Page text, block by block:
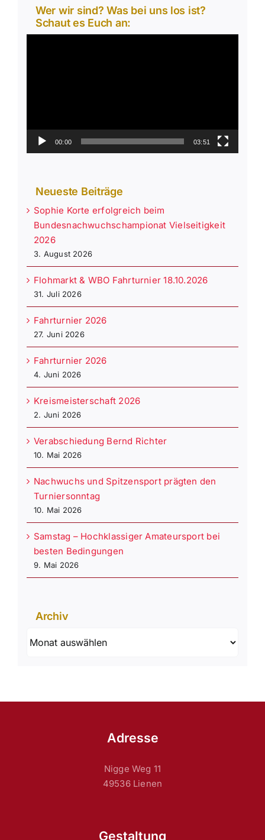
Wer wir sind? Was bei uns los ist?
Schaut es Euch an:
00:00 03:51
Neueste Beiträge
Sophie Korte erfolgreich beim
Bundesnachwuchschampionat Vielseitigkeit
2026
3. August 2026
Flohmarkt & WBO Fahrturnier 18.10.2026
31. Juli 2026
Fahrturnier 2026
27. Juni 2026
Fahrturnier 2026
4. Juni 2026
Kreismeisterschaft 2026
2. Juni 2026
Verabschiedung Bernd Richter
10. Mai 2026
Nachwuchs und Spitzensport prägten den
Turniersonntag
10. Mai 2026
Samstag – Hochklassiger Amateursport bei
besten Bedingungen
9. Mai 2026
Archiv
Adresse
Nigge Weg 11
49536 Lienen
Gestaltung